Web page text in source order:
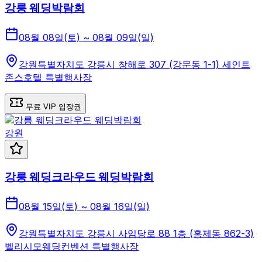
강릉 웨딩박람회
08월 08일(토) ~ 08월 09일(일)
강원특별자치도 강릉시 창해로 307 (강문동 1-1) 세인트
존스호텔 특별행사장
무료 VIP 입장권
강원
강릉 웨딩크라우드 웨딩박람회
08월 15일(토) ~ 08월 16일(일)
강원특별자치도 강릉시 사임당로 88 1층 (홍제동 862-3)
벨리시모웨딩컨벤션 특별행사장